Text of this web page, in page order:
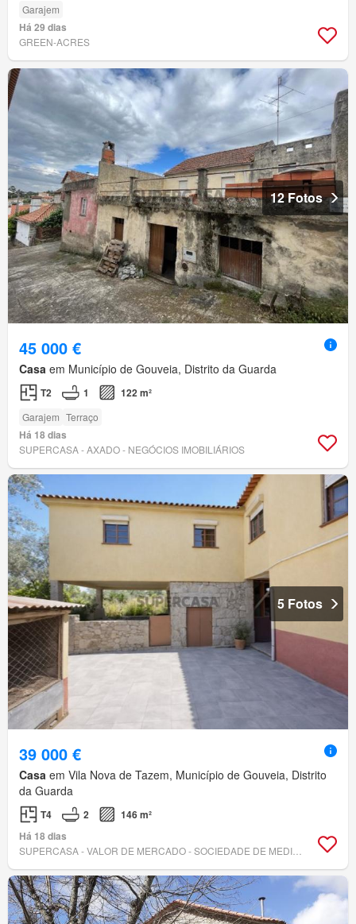
Garajem
Há 29 dias
GREEN-ACRES
12 Fotos
45 000 €
Casa em Município de Gouveia, Distrito da Guarda
T2 1 122 m²
Garajem Terraço
Há 18 dias
SUPERCASA - AXADO - NEGÓCIOS IMOBILIÁRIOS
5 Fotos
39 000 €
Casa em Vila Nova de Tazem, Município de Gouveia, Distrito
da Guarda
T4 2
146 m²
Há 18 dias